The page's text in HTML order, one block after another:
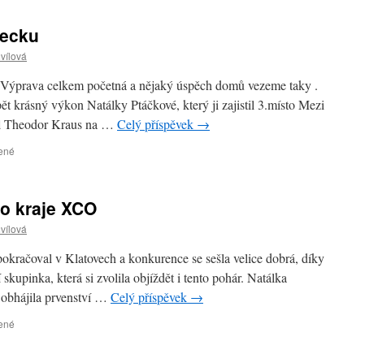
XCO
Kralovice
v
rámci
Talent
Cupu
celkem početná a nějaký úspěch domů vezeme taky .
krásný výkon Natálky Ptáčkové, který ji zajistil 3.místo Mezi
Theodor Kraus na … Celý příspěvek →
1.kolo
Cube
Cup
Německu
kraje XCO
v Klatovech a konkurence se sešla velice dobrá, díky
která si zvolila objíždět i tento pohár. Natálka
prvenství … Celý příspěvek →